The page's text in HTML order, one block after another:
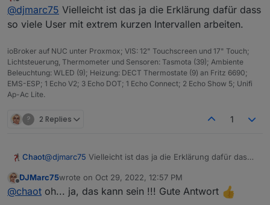
wird der Status leider nicht durchgereicht. D.h.
im iobroker steht weiterhin false.
Ach komm.... der SHD-Datenpunkt "powerState"
geschaltet wurde... das scheint wohl ein
Wunschdenken von vielen hier zu sein
Offline
@djmarc75 Vielleicht ist das ja die Erklärung dafür dass
so viele User mit extrem kurzen Intervallen arbeiten.
ioBroker auf NUC unter Proxmox; VIS: 12" Touchscreen und 17" Touch;
Lichtsteuerung, Thermometer und Sensoren: Tasmota (39); Ambiente
Beleuchtung: WLED (9); Heizung: DECT Thermostate (9) an Fritz 6690;
EMS-ESP; 1 Echo V2; 3 Echo DOT; 1 Echo Connect; 2 Echo Show 5; Unifi
Ap-Ac Lite.
? 2 Replies 1
Chaot@djmarc75 Vielleicht ist das ja die Erklärung dafür dass
Offline
DJMarc75wrote on Oct 29, 2022, 12:57 PM
last edited by
@chaot oh... ja, das kann sein !!! Gute Antwort